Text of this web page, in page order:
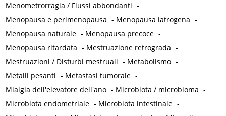
Menometrorragia / Flussi abbondanti -
Menopausa e perimenopausa - Menopausa iatrogena -
Menopausa naturale - Menopausa precoce -
Menopausa ritardata - Mestruazione retrograda -
Mestruazioni / Disturbi mestruali - Metabolismo -
Metalli pesanti - Metastasi tumorale -
Mialgia dell'elevatore dell'ano - Microbiota / microbioma -
Microbiota endometriale - Microbiota intestinale -